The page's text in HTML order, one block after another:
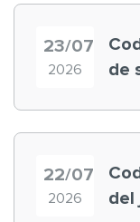
23/07
2026
de
22/07
2026
del